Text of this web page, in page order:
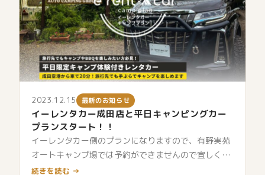
2023.12.15 最新のお知らせ
イーレンタカー成田店と平日キャンピングカー
プランスタート！！
イーレンタカー側のプランになりますので、有野実苑
オートキャンプ場では予約ができませんので宜しくお
願い致します。
続きを読む →